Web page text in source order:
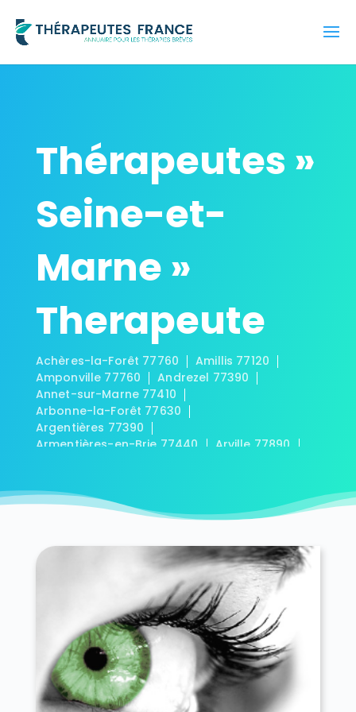
Thérapeutes »
Seine-et-
Marne »
Therapeute
Achères-la-Forêt 77760
Amillis 77120
Amponville 77760
Andrezel 77390
Annet-sur-Marne 77410
Arbonne-la-Forêt 77630
Argentières 77390
Armentières-en-Brie 77440
Arville 77890
Aulnoy 77120
Bagneaux-sur-Loing 77167
Bannost-Villegagnon 77970
Barbey 77130
Barbizon 77630
Barcy 77910
Bazoches-lès-Bray 77118
Beauchery-Saint-Martin 77560
Beaumont-du-Gâtinais 77890
Beautheil 77120
Beauvoir 77390
Bellot 77510
Bernay-Vilbert 77540
Beton-Bazoches 77320
Bezalles 77970
Blandy 77115
Blennes 77940
Boisdon 77970
Bois-le-Roi 77590